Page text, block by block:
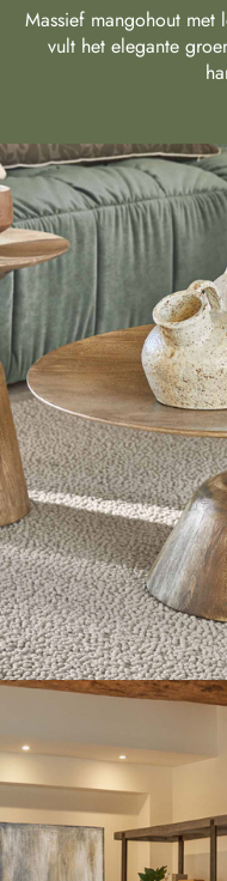
Massief mangohout met
vult het elegante